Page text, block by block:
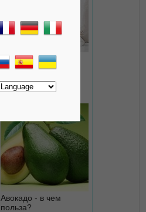
Делайте меньше –
расслабляйтесь
Авокадо - в чем
польза?